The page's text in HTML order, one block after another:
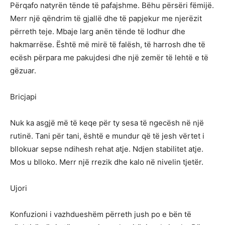
Përqafo natyrën tënde të pafajshme. Bëhu përsëri fëmijë.
Merr një qëndrim të gjallë dhe të papjekur me njerëzit
përreth teje. Mbaje larg anën tënde të lodhur dhe
hakmarrëse. Është më mirë të falësh, të harrosh dhe të
ecësh përpara me pakujdesi dhe një zemër të lehtë e të
gëzuar.
Bricjapi
Nuk ka asgjë më të keqe për ty sesa të ngecësh në një
rutinë. Tani për tani, është e mundur që të jesh vërtet i
bllokuar sepse ndihesh rehat atje. Ndjen stabilitet atje.
Mos u blloko. Merr një rrezik dhe kalo në nivelin tjetër.
Ujori
Konfuzioni i vazhdueshëm përreth jush po e bën të